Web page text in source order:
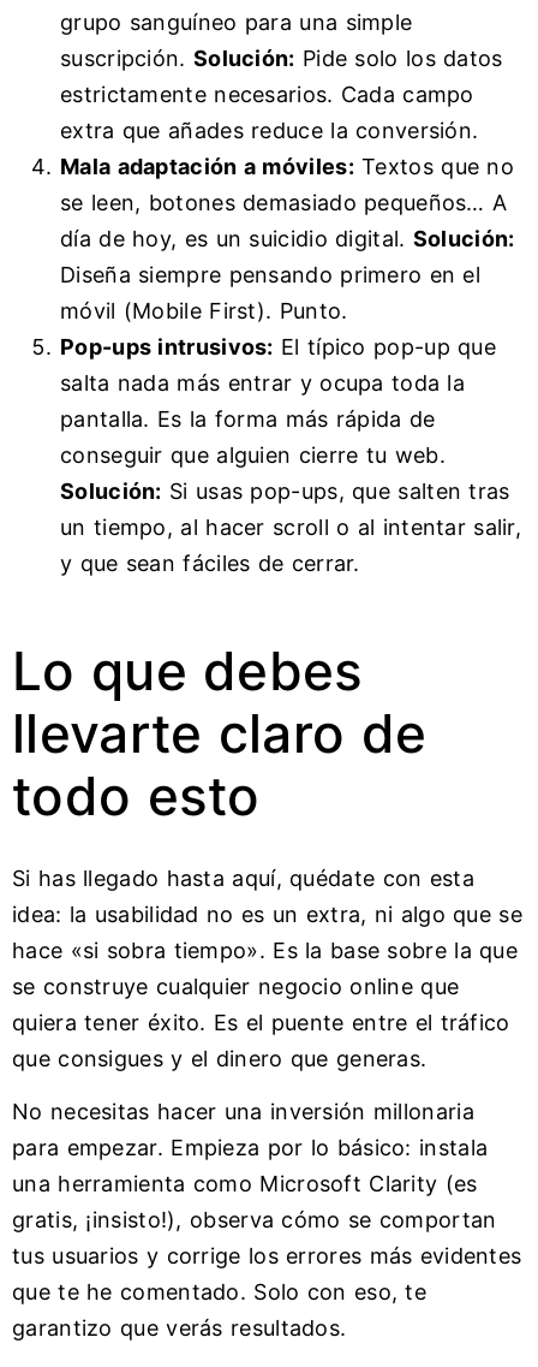
grupo sanguíneo para una simple
suscripción. Solución: Pide solo los datos
estrictamente necesarios. Cada campo
extra que añades reduce la conversión.
Mala adaptación a móviles: Textos que no
se leen, botones demasiado pequeños… A
día de hoy, es un suicidio digital. Solución:
Diseña siempre pensando primero en el
móvil (Mobile First). Punto.
Pop-ups intrusivos: El típico pop-up que
salta nada más entrar y ocupa toda la
pantalla. Es la forma más rápida de
conseguir que alguien cierre tu web.
Solución: Si usas pop-ups, que salten tras
un tiempo, al hacer scroll o al intentar salir,
y que sean fáciles de cerrar.
Lo que debes
llevarte claro de
todo esto
Si has llegado hasta aquí, quédate con esta
idea: la usabilidad no es un extra, ni algo que se
hace «si sobra tiempo». Es la base sobre la que
se construye cualquier negocio online que
quiera tener éxito. Es el puente entre el tráfico
que consigues y el dinero que generas.
No necesitas hacer una inversión millonaria
para empezar. Empieza por lo básico: instala
una herramienta como Microsoft Clarity (es
gratis, ¡insisto!), observa cómo se comportan
tus usuarios y corrige los errores más evidentes
que te he comentado. Solo con eso, te
garantizo que verás resultados.